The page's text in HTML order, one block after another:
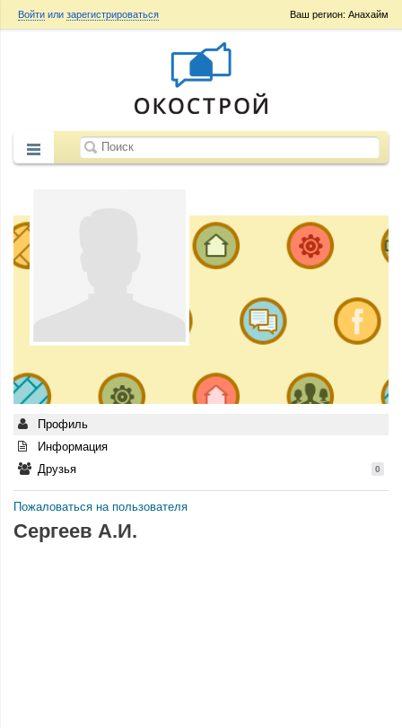
Ваш регион: Анахайм
Войти или зарегистрироваться
Профиль
Информация
Друзья
0
Пожаловаться на пользователя
Сергеев А.И.